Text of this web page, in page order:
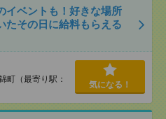
イベントも！好きな場所
その日に給料もらえる
町（最寄り駅：
気になる！